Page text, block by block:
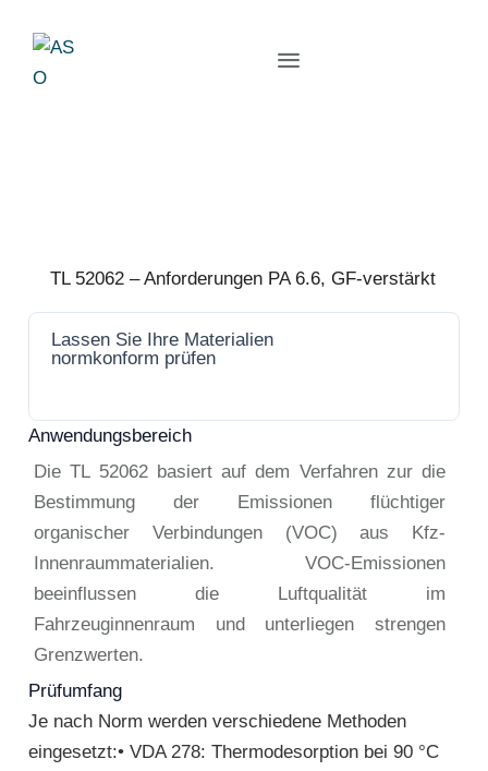
TL 52062 – Anforderungen PA 6.6, GF-verstärkt
Lassen Sie Ihre Materialien
normkonform prüfen
Anwendungsbereich
Die TL 52062 basiert auf dem Verfahren zur die
Bestimmung der Emissionen flüchtiger
organischer Verbindungen (VOC) aus Kfz-
Innenraummaterialien. VOC-Emissionen
beeinflussen die Luftqualität im
Fahrzeuginnenraum und unterliegen strengen
Grenzwerten.
Prüfumfang
Je nach Norm werden verschiedene Methoden
eingesetzt:• VDA 278: Thermodesorption bei 90 °C